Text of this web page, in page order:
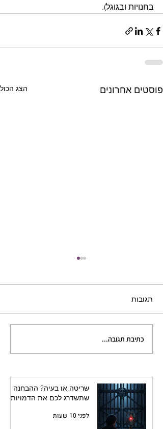
בחנויות ובגוגל).
פוסטים אחרונים הצג הכול
איך להימנע ממלכודת
הדמויות ה"מטומטמות מדי
תגובות
כתיבת תגובה...
שריטה או בעיה? ההבחנה
שתשדרג לכם את הדמויות
לפני 10 שעות